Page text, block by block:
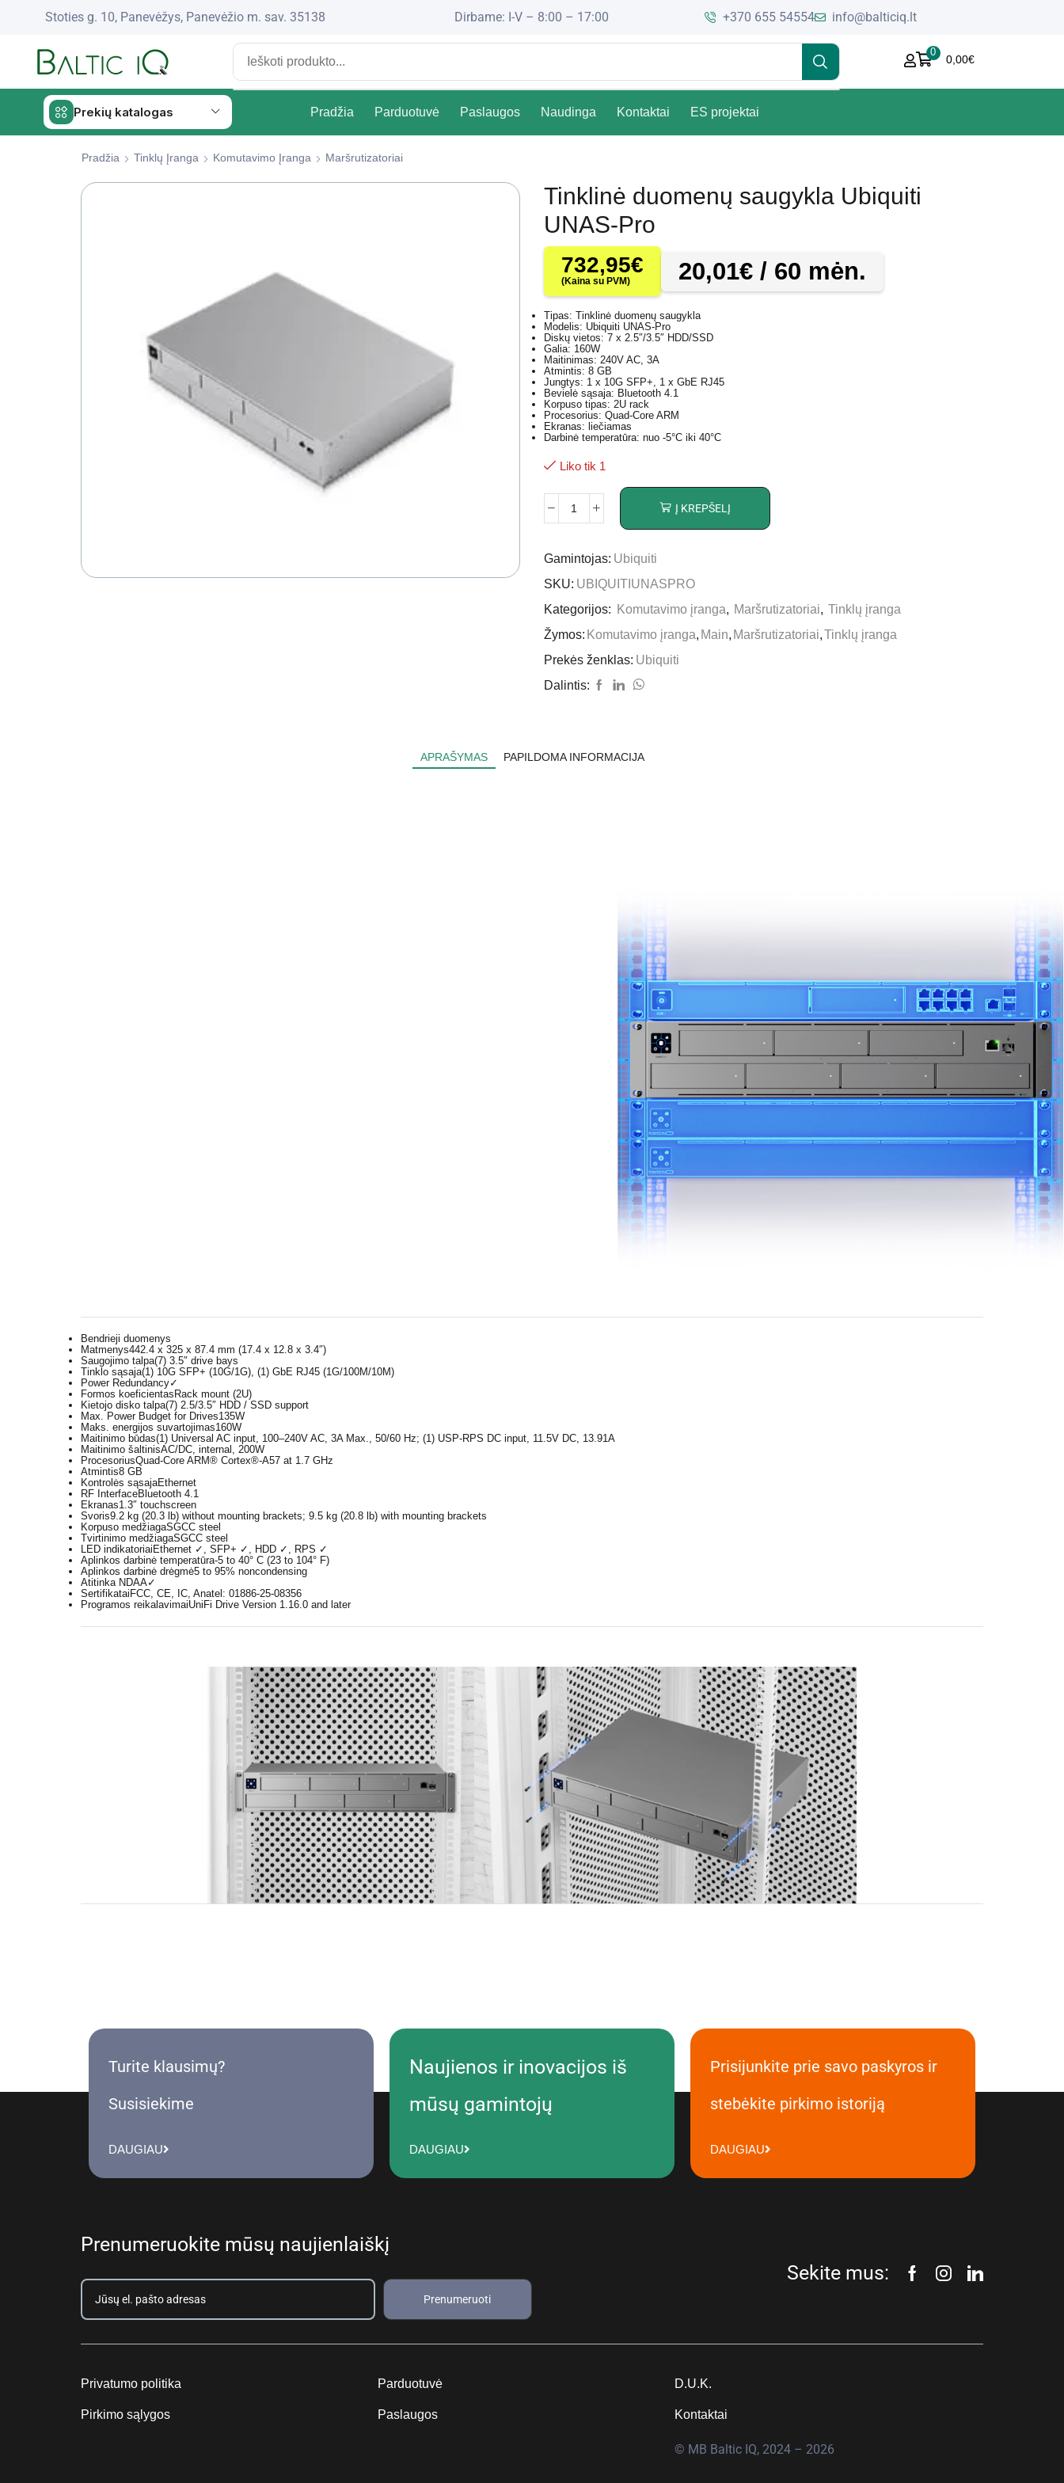
Stoties g. 10, Panevėžys, Panevėžio m. sav. 35138 Dirbame: I-V – 8:00 – 17:00 +370 655 54554 info@balticiq.lt
0
0,00€
Prekių katalogas Pradžia Parduotuvė Paslaugos Naudinga Kontaktai ES projektai
Pradžia Tinklų Įranga Komutavimo Įranga Maršrutizatoriai
Tinklinė duomenų saugykla Ubiquiti
UNAS-Pro
732,95€
(Kaina su PVM) 20,01€ / 60 mėn.
Tipas: Tinklinė duomenų saugykla
Modelis: Ubiquiti UNAS-Pro
Diskų vietos: 7 x 2.5″/3.5″ HDD/SSD
Galia: 160W
Maitinimas: 240V AC, 3A
Atmintis: 8 GB
Jungtys: 1 x 10G SFP+, 1 x GbE RJ45
Bevielė sąsaja: Bluetooth 4.1
Korpuso tipas: 2U rack
Procesorius: Quad-Core ARM
Ekranas: liečiamas
Darbinė temperatūra: nuo -5°C iki 40°C
Liko tik 1
Į KREPŠELĮ
Gamintojas: Ubiquiti
SKU: UBIQUITIUNASPRO
Kategorijos:
Komutavimo įranga, Maršrutizatoriai, Tinklų įranga
Žymos: Komutavimo įranga, Main, Maršrutizatoriai,Tinklų įranga
Prekės ženklas: Ubiquiti
Dalintis:
APRAŠYMAS PAPILDOMA INFORMACIJA
Bendrieji duomenys
Matmenys442.4 x 325 x 87.4 mm (17.4 x 12.8 x 3.4″)
Saugojimo talpa(7) 3.5″ drive bays
Tinklo sąsaja(1) 10G SFP+ (10G/1G), (1) GbE RJ45 (1G/100M/10M)
Power Redundancy✓
Formos koeficientasRack mount (2U)
Kietojo disko talpa(7) 2.5/3.5″ HDD / SSD support
Max. Power Budget for Drives135W
Maks. energijos suvartojimas160W
Maitinimo būdas(1) Universal AC input, 100–240V AC, 3A Max., 50/60 Hz; (1) USP-RPS DC input, 11.5V DC, 13.91A
Maitinimo šaltinisAC/DC, internal, 200W
ProcesoriusQuad-Core ARM® Cortex®-A57 at 1.7 GHz
Atmintis8 GB
Kontrolės sąsajaEthernet
RF InterfaceBluetooth 4.1
Ekranas1.3″ touchscreen
Svoris9.2 kg (20.3 lb) without mounting brackets; 9.5 kg (20.8 lb) with mounting brackets
Korpuso medžiagaSGCC steel
Tvirtinimo medžiagaSGCC steel
LED indikatoriaiEthernet ✓, SFP+ ✓, HDD ✓, RPS ✓
Aplinkos darbinė temperatūra-5 to 40° C (23 to 104° F)
Aplinkos darbinė drėgmė5 to 95% noncondensing
Atitinka NDAA✓
SertifikataiFCC, CE, IC, Anatel: 01886-25-08356
Programos reikalavimaiUniFi Drive Version 1.16.0 and later
Turite klausimų?
Susisiekime
DAUGIAU
Naujienos ir inovacijos iš
mūsų gamintojų
DAUGIAU
Prisijunkite prie savo paskyros ir
stebėkite pirkimo istoriją
DAUGIAU
Prenumeruokite mūsų naujienlaiškį
Prenumeruoti
Sekite mus:
Privatumo politika
Pirkimo sąlygos
Parduotuvė
Paslaugos
D.U.K.
Kontaktai
© MB Baltic IQ, 2024 – 2026